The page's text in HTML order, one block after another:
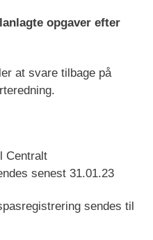
opgaver efter
svare tilbage på
senest 31.01.23
sendes til